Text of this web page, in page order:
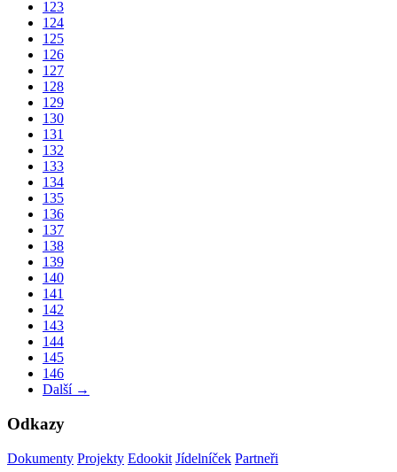
123
124
125
126
127
128
129
130
131
132
133
134
135
136
137
138
139
140
141
142
143
144
145
146
Další →
Odkazy
Dokumenty Projekty Edookit Jídelníček Partneři